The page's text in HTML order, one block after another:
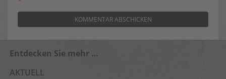
Entdecken Sie mehr …
AKTUELL